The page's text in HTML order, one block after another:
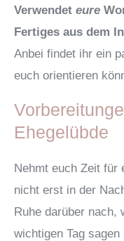
Verwendet eure
Fertiges aus dem
Anbei findet ihr ein
euch orientieren
Ehegelübde
Nehmt euch Zeit für
nicht erst in der
Ruhe darüber nach,
wichtigen Tag sagen